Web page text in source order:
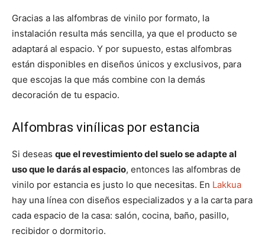
Gracias a las alfombras de vinilo por formato, la
instalación resulta más sencilla, ya que el producto se
adaptará al espacio. Y por supuesto, estas alfombras
están disponibles en diseños únicos y exclusivos, para
que escojas la que más combine con la demás
decoración de tu espacio.
Alfombras vinílicas por estancia
Si deseas que el revestimiento del suelo se adapte al
uso que le darás al espacio, entonces las alfombras de
vinilo por estancia es justo lo que necesitas. En Lakkua
hay una línea con diseños especializados y a la carta para
cada espacio de la casa: salón, cocina, baño, pasillo,
recibidor o dormitorio.